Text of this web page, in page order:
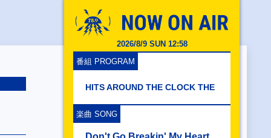
2026/8/9 SUN 12:58
番組 PROGRAM
HITS AROUND THE CLOCK THE
楽曲 SONG